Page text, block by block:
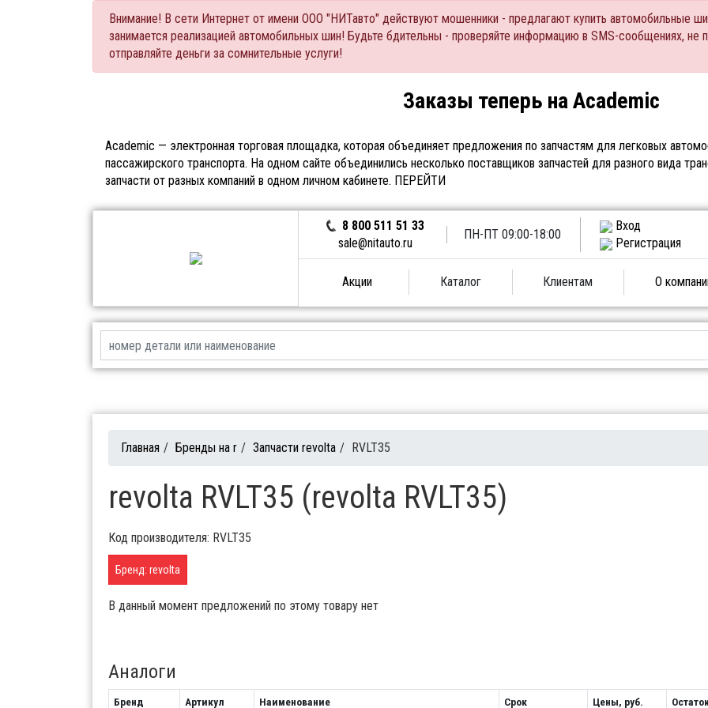
Внимание! В сети Интернет от имени ООО "НИТавто" действуют мошенники - предлагают купить автомобильные
занимается реализацией автомобильных шин! Будьте бдительны - проверяйте информацию в SMS-сообщениях,
отправляйте деньги за сомнительные услуги!
Заказы теперь на Academic
Academic — электронная торговая площадка, которая объединяет предложения по запчастям для легковых
пассажирского транспорта. На одном сайте объединились несколько поставщиков запчастей для разного вида
запчасти от разных компаний в одном личном кабинете. ПЕРЕЙТИ
8 800 511 51 33
sale@nitauto.ru
ПН-ПТ 09:00-18:00
Вход
Регистрация
Акции Каталог Клиентам О
Главная / Бренды на r / Запчасти revolta / RVLT35
revolta RVLT35 (revolta RVLT35)
Код производителя: RVLT35
Бренд: revolta
В данный момент предложений по этому товару нет
Аналоги
Бренд Артикул Наименование Срок Цены, руб.